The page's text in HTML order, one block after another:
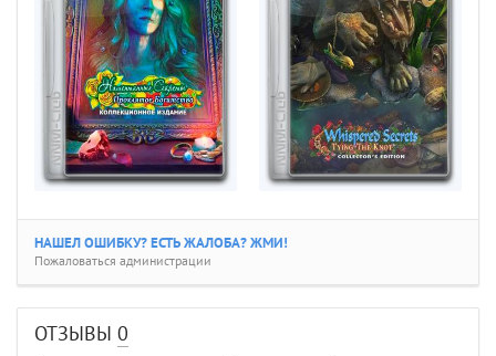
НАШЕЛ ОШИБКУ? ЕСТЬ ЖАЛОБА? ЖМИ!
Пожаловаться администрации
ОТЗЫВЫ 0